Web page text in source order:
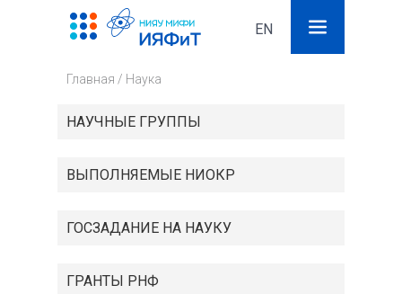
EN
Главная / Наука
НАУЧНЫЕ ГРУППЫ
ВЫПОЛНЯЕМЫЕ НИОКР
ГОСЗАДАНИЕ НА НАУКУ
ГРАНТЫ РНФ